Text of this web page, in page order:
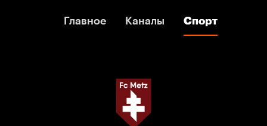
Главное Каналы Спорт
Главное Каналы Спорт